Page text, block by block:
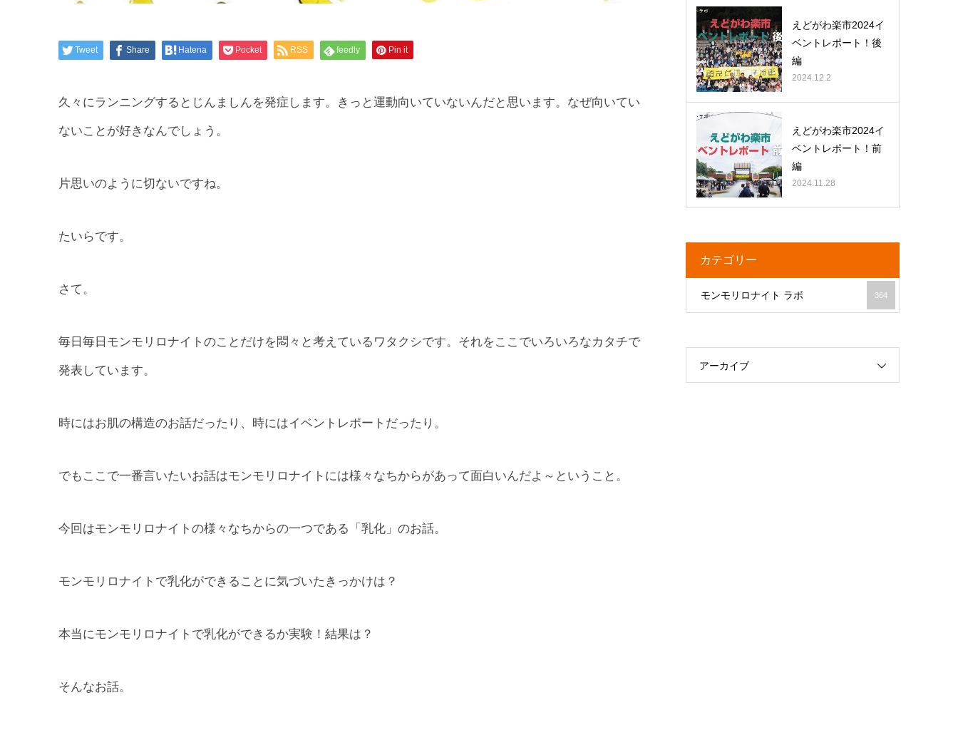
Tweet Share Hatena Pocket RSS feedly Pin it
久々にランニングするとじんましんを発症します。きっと運動向いていないんだと思います。なぜ向いてい
ないことが好きなんでしょう。
片思いのように切ないですね。
たいらです。
さて。
毎日毎日モンモリロナイトのことだけを悶々と考えているワタクシです。それをここでいろいろなカタチで
発表しています。
時にはお肌の構造のお話だったり、時にはイベントレポートだったり。
でもここで一番言いたいお話はモンモリロナイトには様々なちからがあって面白いんだよ～ということ。
今回はモンモリロナイトの様々なちからの一つである「乳化」のお話。
モンモリロナイトで乳化ができることに気づいたきっかけは？
本当にモンモリロナイトで乳化ができるか実験！結果は？
そんなお話。
えどがわ楽市2024イ
ベントレポート！後
編
2024.12.2
えどがわ楽市2024イ
ベントレポート！前
編
2024.11.28
カテゴリー
モンモリロナイト ラボ 364
アーカイブ